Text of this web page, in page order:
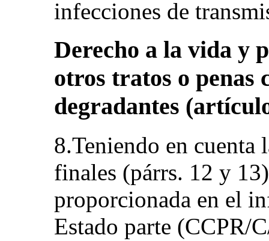
infecciones de
Derecho a la vida y
otros tratos o penas
degradantes
8.Teniendo en cuenta
finales (párrs. 12 y
proporcionada en el
Estado parte (CCPR/